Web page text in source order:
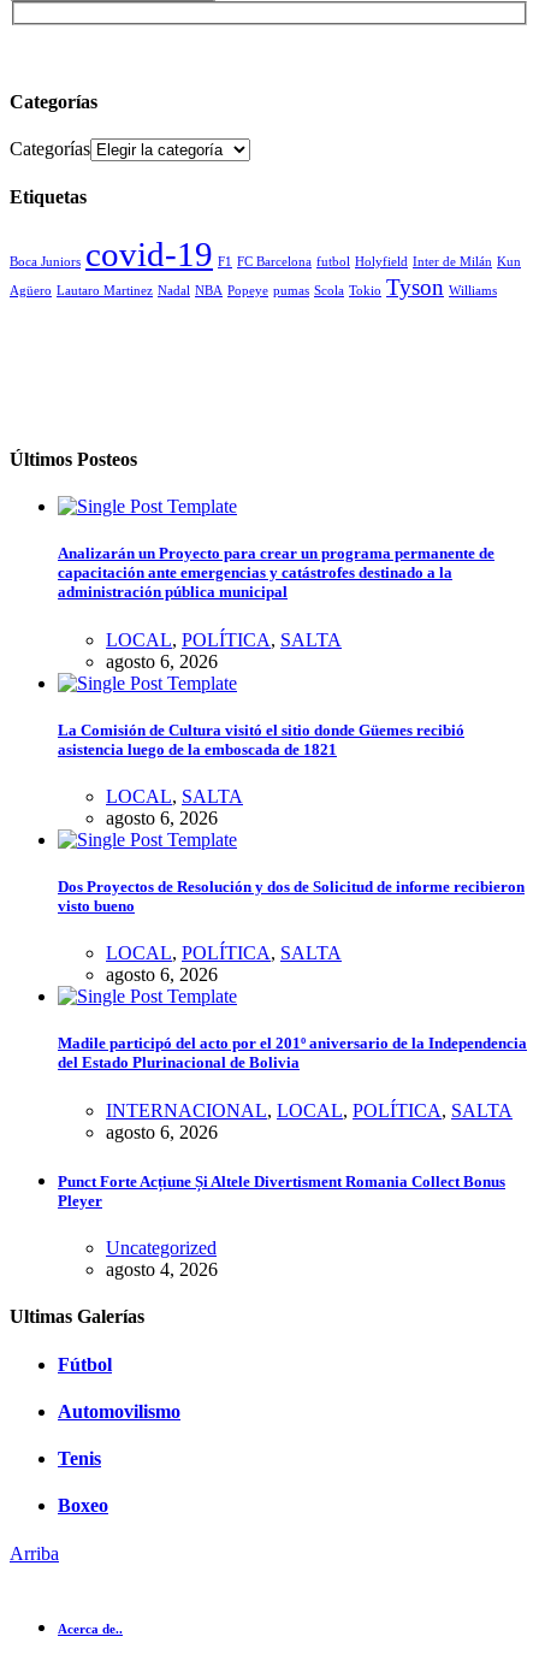
Categorías
Categorías
Etiquetas
Boca Juniors covid-19 F1 FC Barcelona futbol Holyfield Inter de Milán Kun
Agüero Lautaro Martinez Nadal NBA Popeye pumas Scola Tokio Tyson Williams
Últimos Posteos
Analizarán un Proyecto para crear un programa permanente de
capacitación ante emergencias y catástrofes destinado a la
administración pública municipal
LOCAL, POLÍTICA, SALTA
agosto 6, 2026
La Comisión de Cultura visitó el sitio donde Güemes recibió
asistencia luego de la emboscada de 1821
LOCAL, SALTA
agosto 6, 2026
Dos Proyectos de Resolución y dos de Solicitud de informe recibieron
visto bueno
LOCAL, POLÍTICA, SALTA
agosto 6, 2026
Madile participó del acto por el 201º aniversario de la Independencia
del Estado Plurinacional de Bolivia
INTERNACIONAL, LOCAL, POLÍTICA, SALTA
agosto 6, 2026
Punct Forte Acțiune Și Altele Divertisment Romania Collect Bonus
Pleyer
Uncategorized
agosto 4, 2026
Ultimas Galerías
Fútbol
Automovilismo
Tenis
Boxeo
Arriba
Acerca de..